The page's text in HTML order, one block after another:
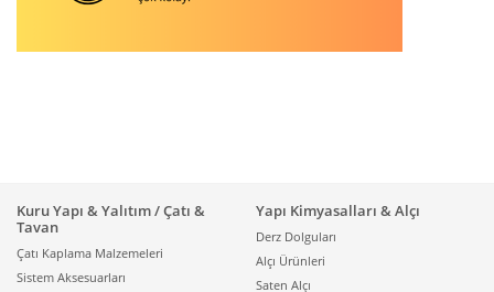
Kuru Yapı & Yalıtım / Çatı &
Tavan
Çatı Kaplama Malzemeleri
Sistem Aksesuarları
Yapı Kimyasalları & Alçı
Derz Dolguları
Alçı Ürünleri
Saten Alçı